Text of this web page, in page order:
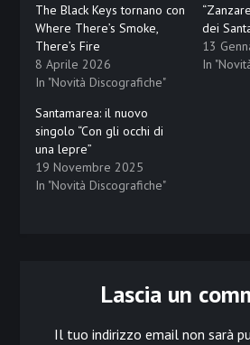
The Black Keys tornano con
Where There’s Smoke,
There’s Fire
8 Aprile 2026
In "Novità Discografiche"
dei
13
In
Santamarea: il nuovo
singolo “Con gli occhi di
una lepre”
19 Novembre 2025
In "Novità Discografiche"
Lascia un
Il tuo indirizzo email non sarà